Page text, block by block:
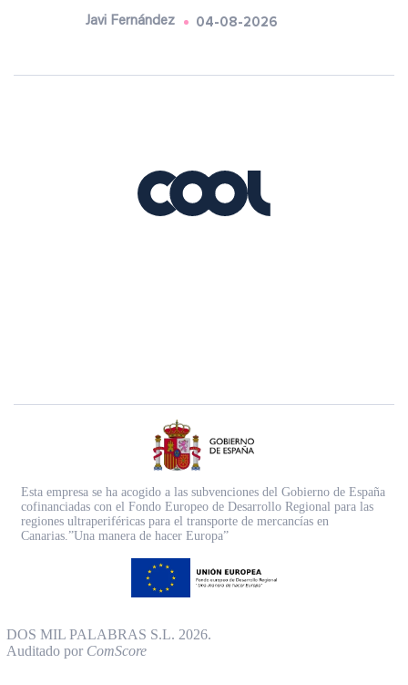
Javi Fernández 04-08-2026
Esta empresa se ha acogido a las subvenciones del Gobierno de España
cofinanciadas con el Fondo Europeo de Desarrollo Regional para las
regiones ultraperiféricas para el transporte de mercancías en
Canarias.”Una manera de hacer Europa”
DOS MIL PALABRAS S.L. 2026.
Auditado por ComScore